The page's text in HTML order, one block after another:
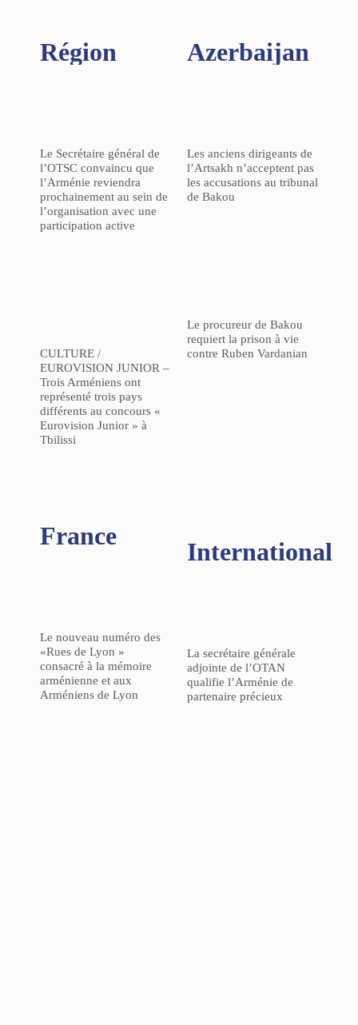
Région​
Le Secrétaire général de
l’OTSC convaincu que
l’Arménie reviendra
prochainement au sein de
l’organisation avec une
participation active
CULTURE /
EUROVISION JUNIOR –
Trois Arméniens ont
représenté trois pays
différents au concours «
Eurovision Junior » à
Tbilissi
Azerbaijan
Les anciens dirigeants de
l’Artsakh n’acceptent pas
les accusations au tribunal
de Bakou
Le procureur de Bakou
requiert la prison à vie
contre Ruben Vardanian
France
Le nouveau numéro des
«Rues de Lyon »
consacré à la mémoire
arménienne et aux
Arméniens de Lyon
International
La secrétaire générale
adjointe de l’OTAN
qualifie l’Arménie de
partenaire précieux